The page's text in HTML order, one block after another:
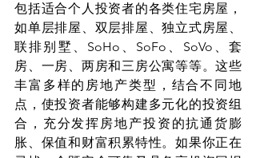
包括适合个人投资者的各类住宅房屋，
如单层排屋、双层排屋、独立式房屋、
联排别墅、SoHo、SoFo、SoVo、套
房、一房、两房和三房公寓等等。这些
丰富多样的房地产类型，结合不同地
点，使投资者能够构建多元化的投资组
合，充分发挥房地产投资的抗通货膨
胀、保值和财富积累特性。如果你正在